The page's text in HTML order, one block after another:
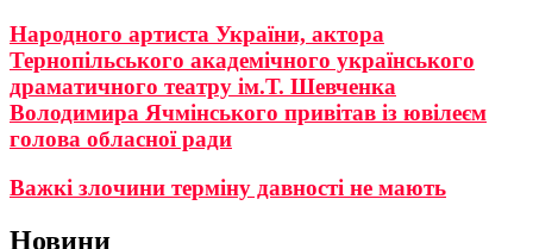
Народного артиста України, актора
Тернопільського академічного українського
драматичного театру ім.Т. Шевченка
Володимира Ячмінського привітав із ювілеєм
голова обласної ради
Важкі злочини терміну давності не мають
Новини